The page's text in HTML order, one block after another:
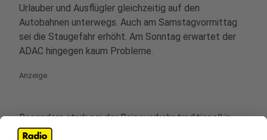
Urlauber und Ausflügler gleichzeitig auf den
Autobahnen unterwegs. Auch am Samstagvormittag
sei die Staugefahr erhöht. Am Sonntag erwartet der
ADAC hingegen kaum Probleme.
Anzeige
Besonders stark sei der Reiseverkehr traditionell in
Richtung der Wandergebiete in den Mittelgebirgen und